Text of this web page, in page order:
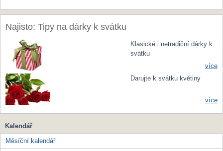
Najisto: Tipy na dárky k svátku
Klasické i netradiční dárky k
svátku
více
Darujte k svátku květiny
více
Kalendář
Měsíční kalendář